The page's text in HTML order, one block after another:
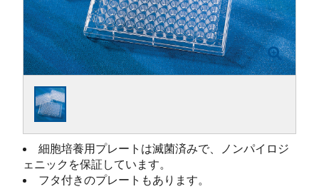
細胞培養用プレートは滅菌済みで、ノンパイロジ
ェニックを保証しています。
フタ付きのプレートもあります。